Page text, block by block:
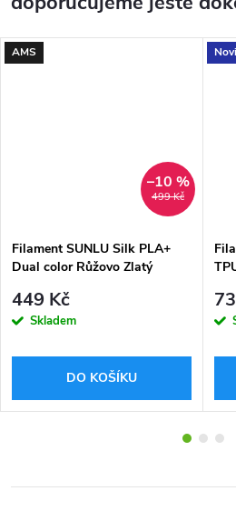
AMS
499 Kč
–10 %
Filament SUNLU Silk PLA+
Dual color Růžovo Zlatý
449 Kč
Skladem
DO KOŠÍKU